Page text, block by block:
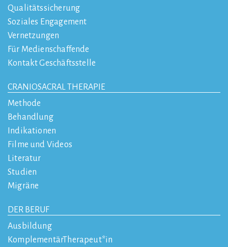
Qualitätssicherung
Soziales Engagement
Vernetzungen
Für Medienschaffende
Kontakt Geschäftsstelle
CRANIOSACRAL THERAPIE
Methode
Behandlung
Indikationen
Filme und Videos
Literatur
Studien
Migräne
DER BERUF
Ausbildung
KomplementärTherapeut*in